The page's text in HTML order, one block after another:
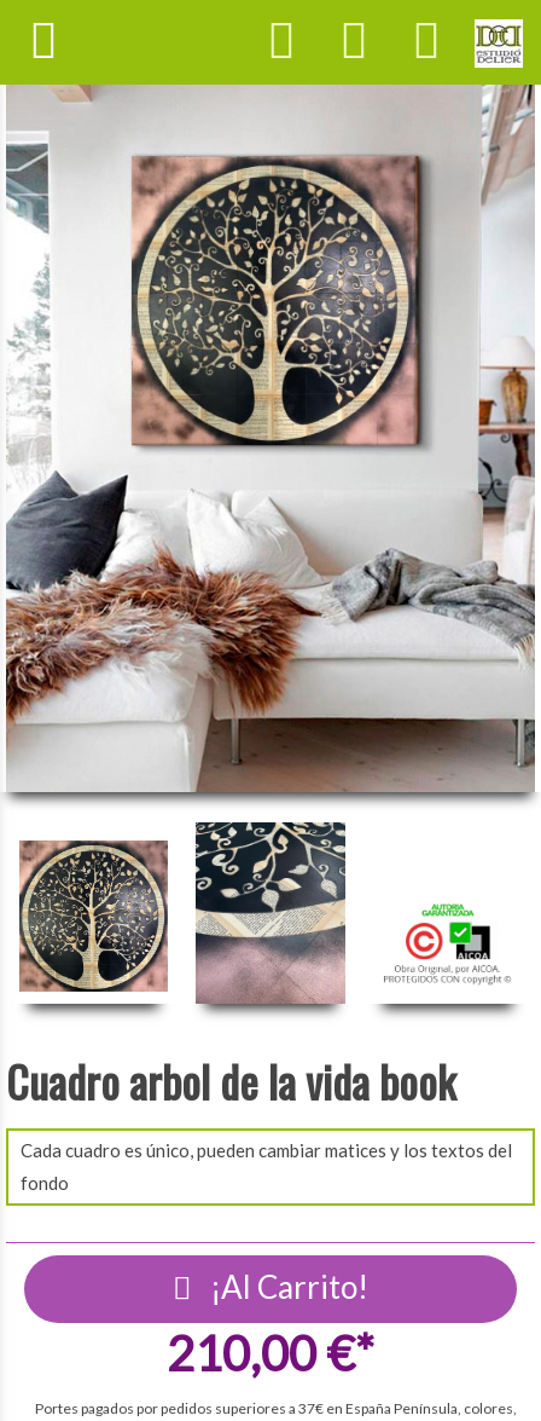
Cuadro arbol de la vida book
Cada cuadro es único, pueden cambiar matices y los textos del
fondo
¡Al Carrito!
210,00 €*
Portes pagados por pedidos superiores a 37€ en España Península, colores,